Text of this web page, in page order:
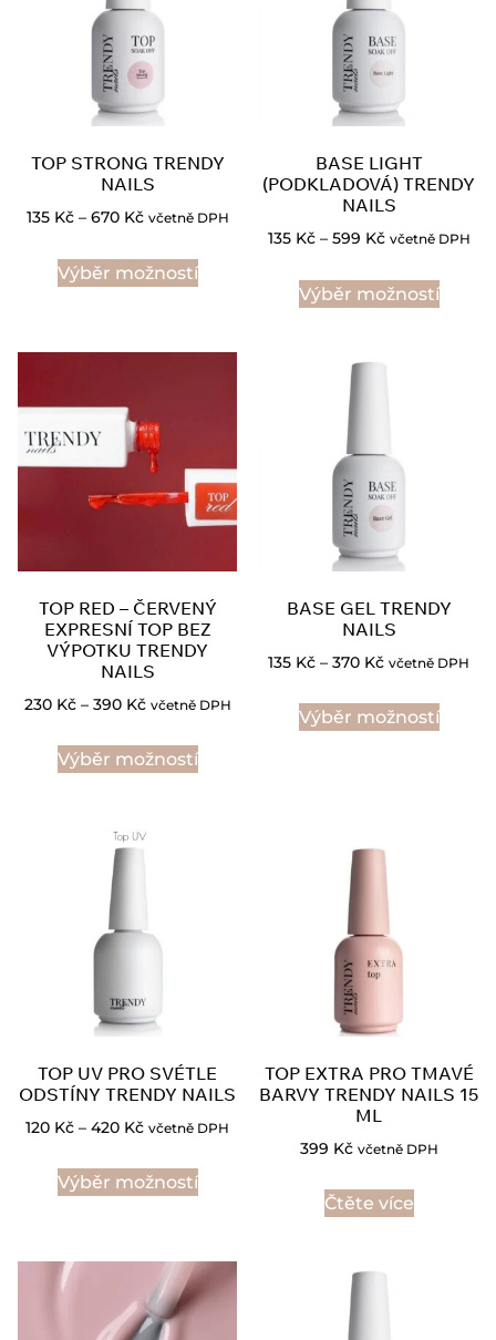
TOP STRONG TRENDY
NAILS
135 Kč – 670 Kč včetně DPH
Výběr možností
BASE LIGHT
(PODKLADOVÁ) TRENDY
NAILS
135 Kč – 599 Kč včetně DPH
Výběr možností
TOP RED – ČERVENÝ
EXPRESNÍ TOP BEZ
VÝPOTKU TRENDY
NAILS
230 Kč – 390 Kč včetně DPH
Výběr možností
BASE GEL TRENDY
NAILS
135 Kč – 370 Kč včetně DPH
Výběr možností
TOP UV PRO SVÉTLE
ODSTÍNY TRENDY NAILS
120 Kč – 420 Kč včetně DPH
Výběr možností
TOP EXTRA PRO TMAVÉ
BARVY TRENDY NAILS 15
ML
399 Kč včetně DPH
Čtěte více